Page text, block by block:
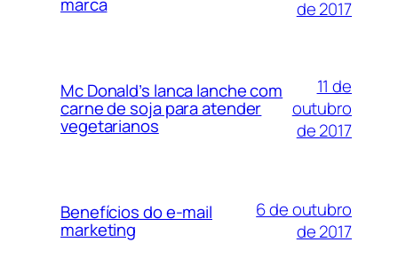
marca
de 2017
Mc Donald’s lanca lanche com
carne de soja para atender
vegetarianos
11 de
outubro
de 2017
Benefícios do e-mail
marketing
6 de outubro
de 2017